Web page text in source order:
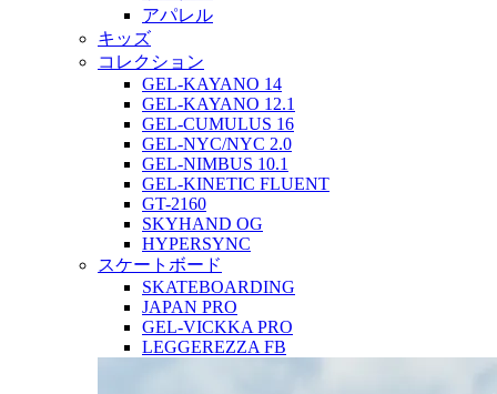
アパレル
キッズ
コレクション
GEL-KAYANO 14
GEL-KAYANO 12.1
GEL-CUMULUS 16
GEL-NYC/NYC 2.0
GEL-NIMBUS 10.1
GEL-KINETIC FLUENT
GT-2160
SKYHAND OG
HYPERSYNC
スケートボード
SKATEBOARDING
JAPAN PRO
GEL-VICKKA PRO
LEGGEREZZA FB